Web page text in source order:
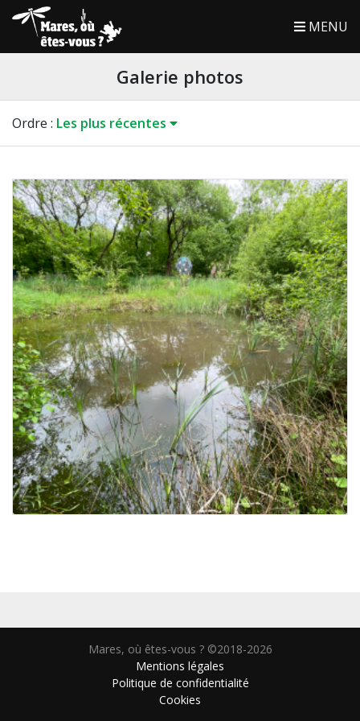
MENU
Galerie photos
Ordre : Les plus récentes
Mares, où êtes-vous ? ©2018-2026
Mentions légales
Politique de confidentialité
Cookies